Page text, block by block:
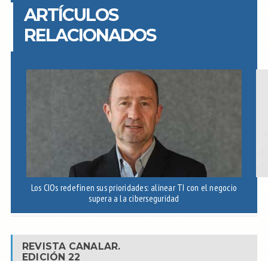
ARTÍCULOS
RELACIONADOS
Los CIOs redefinen sus prioridades: alinear TI con el negocio
supera a la ciberseguridad
REVISTA CANALAR.
EDICIÓN 22